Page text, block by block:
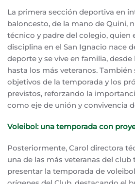
La primera sección deportiva en
baloncesto, de la mano de Quini,
técnico y padre del colegio, quien
disciplina en el San Ignacio nace
deporte y se vive en familia,
hasta los más veteranos.
objetivos de la temporada y los
previstos, reforzando la
como eje de unión y convivencia
Voleibol: una temporada con
Posteriormente, Carol directora
una de las más veteranas del club
presentar la temporada de